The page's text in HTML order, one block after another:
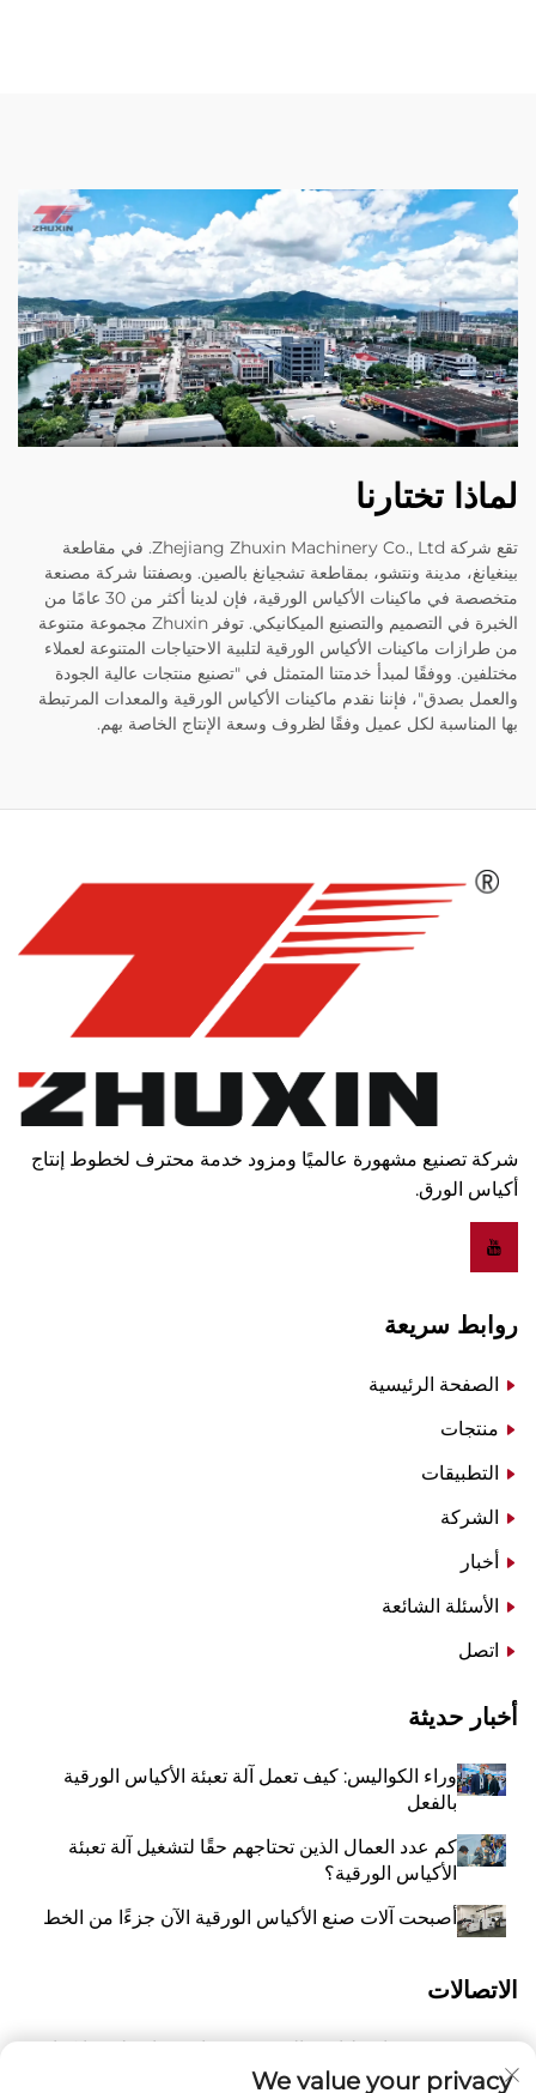
لماذا تختارنا
تقع شركة Zhejiang Zhuxin Machinery Co., Ltd. في مقاطعة
بينغيانغ، مدينة ونتشو، بمقاطعة تشجيانغ بالصين. وبصفتنا شركة مصنعة
متخصصة في ماكينات الأكياس الورقية، فإن لدينا أكثر من 30 عامًا من
الخبرة في التصميم والتصنيع الميكانيكي. توفر Zhuxin مجموعة متنوعة
من طرازات ماكينات الأكياس الورقية لتلبية الاحتياجات المتنوعة لعملاء
مختلفين. ووفقًا لمبدأ خدمتنا المتمثل في "تصنيع منتجات عالية الجودة
والعمل بصدق"، فإننا نقدم ماكينات الأكياس الورقية والمعدات المرتبطة
بها المناسبة لكل عميل وفقًا لظروف وسعة الإنتاج الخاصة بهم.
شركة تصنيع مشهورة عالميًا ومزود خدمة محترف لخطوط إنتاج
أكياس الورق.
روابط سريعة
الصفحة الرئيسية
منتجات
التطبيقات
الشركة
أخبار
الأسئلة الشائعة
اتصل
أخبار حديثة
وراء الكواليس: كيف تعمل آلة تعبئة الأكياس الورقية
بالفعل
كم عدد العمال الذين تحتاجهم حقًا لتشغيل آلة تعبئة
الأكياس الورقية؟
أصبحت آلات صنع الأكياس الورقية الآن جزءًا من الخط
الاتصالات
رقم 118 شارع ليانغيو الشرقية، تشانغتشياو، بلدة وانكوان،
بينغيانغ، مدينة ونتشو، مقاطعة تشيجيانغ، الصين 325409
We value your privacy